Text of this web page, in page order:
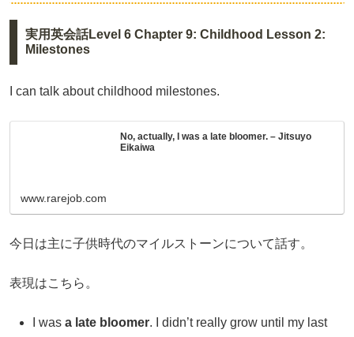
実用英会話Level 6 Chapter 9: Childhood Lesson 2:
Milestones
I can talk about childhood milestones.
No, actually, I was a late bloomer. – Jitsuyo
Eikaiwa
www.rarejob.com
今日は主に子供時代のマイルストーンについて話す。
表現はこちら。
I wasa late bloomer. I didn’t really grow until my last